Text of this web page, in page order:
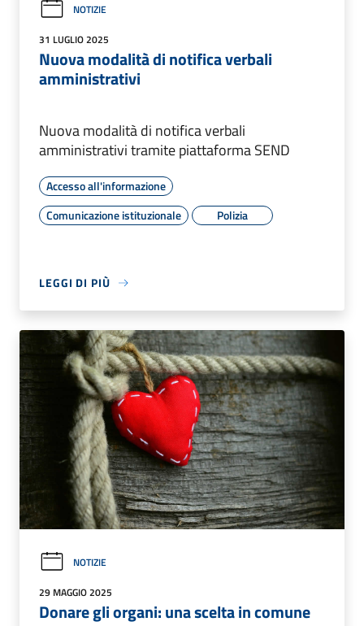
NOTIZIE
31 LUGLIO 2025
Nuova modalità di notifica verbali
amministrativi
Nuova modalità di notifica verbali
amministrativi tramite piattaforma SEND
Accesso all'informazione
Comunicazione istituzionale
Polizia
LEGGI DI PIÙ
NOTIZIE
29 MAGGIO 2025
Donare gli organi: una scelta in comune